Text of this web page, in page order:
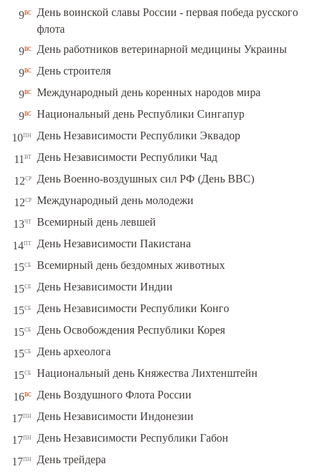
9вс
День воинской славы России - первая победа русского
флота
9вс День работников ветеринарной медицины Украины
9вс День строителя
9вс Международный день коренных народов мира
9вс Национальный день Республики Сингапур
10пн День Независимости Республики Эквадор
11 вт День Независимости Республики Чад
12ср День Военно-воздушных сил РФ (День ВВС)
12ср Международный день молодежи
13чт Всемирный день левшей
14пт День Независимости Пакистана
15сб Всемирный день бездомных животных
15сб День Независимости Индии
15сб День Независимости Республики Конго
15сб День Освобождения Республики Корея
15сб День археолога
15сб Национальный день Княжества Лихтенштейн
16вс День Воздушного Флота России
17пн День Независимости Индонезии
17пн День Независимости Республики Габон
17пн День трейдера